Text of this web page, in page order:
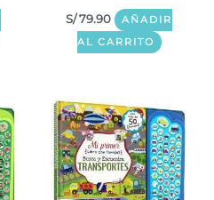
S/79.90
AÑADIR
AL CARRITO